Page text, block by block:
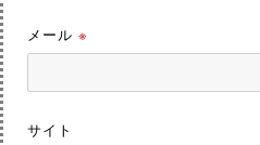
メール※
サイト